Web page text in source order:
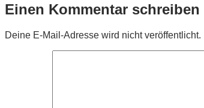
Einen Kommentar schreiben
Deine E-Mail-Adresse wird nicht veröffentlicht.